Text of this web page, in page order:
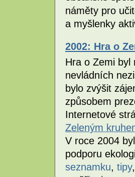
náměty pro
a myšlenky
2002: Hra o
Hra o Zemi byl
nevládních
bylo zvýšit
způsobem
Internetové
Zeleným
V roce 2004
podporu
seznamku, tipy